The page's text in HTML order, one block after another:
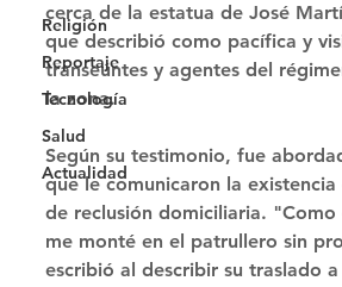
Religión
Reportaje
Tecnología
Salud
Actualidad
cerca de la estatua de José
que describió como pacífica y
transeúntes y agentes del
la zona.
Según su testimonio, fue
que le comunicaron la
de reclusión domiciliaria. "Como
me monté en el patrullero sin
escribió al describir su traslado